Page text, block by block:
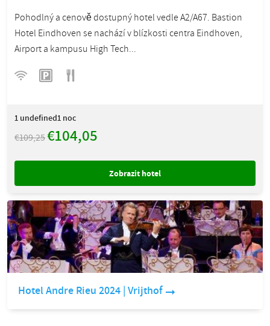
Pohodlný a cenově dostupný hotel vedle A2/A67. Bastion
Hotel Eindhoven se nachází v blízkosti centra Eindhoven,
Airport a kampusu High Tech...
1 undefined1 noc
€109,25€104,05
Zobrazit hotel
Hotel Andre Rieu 2024 | Vrijthof